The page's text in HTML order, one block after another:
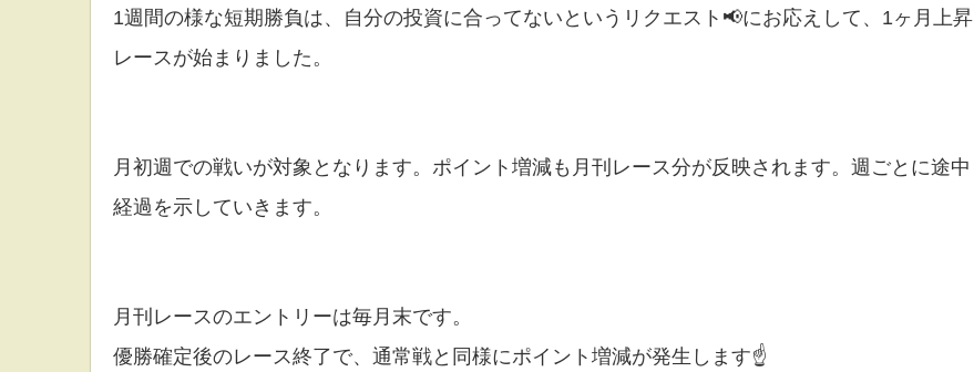
1週間の様な短期勝負は、自分の投資に合ってないというリクエスト📢にお応えして、1ヶ月上昇
レースが始まりました。
月初週での戦いが対象となります。ポイント増減も月刊レース分が反映されます。週ごとに途中
経過を示していきます。
月刊レースのエントリーは毎月末です。
優勝確定後のレース終了で、通常戦と同様にポイント増減が発生します☝️